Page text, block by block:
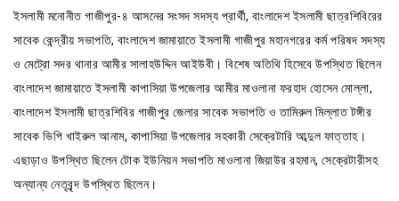
ইসলামী মনোনীত গাজীপুর-৪ আসনের সংসদ সদস্য প্রার্থী, বাংলাদেশ ইসলামী ছাত্রশিবিরের
সাবেক কেন্দ্রীয় সভাপতি, বাংলাদেশ জামায়াতে ইসলামী গাজীপুর মহানগরের কর্ম পরিষদ সদস্য
ও মেট্রো সদর থানার আমীর সালাহউদ্দিন আইউবী। বিশেষ অতিথি হিসেবে উপস্থিত ছিলেন
বাংলাদেশ জামায়াতে ইসলামী কাপাসিয়া উপজেলার আমীর মাওলানা ফরহাদ হোসেন মোল্লা,
বাংলাদেশ ইসলামী ছাত্রশিবির গাজীপুর জেলার সাবেক সভাপতি ও তামিরুল মিল্লাত টঙ্গীর
সাবেক ভিপি খাইরুল আনাম, কাপাসিয়া উপজেলার সহকারী সেক্রেটারি আব্দুল ফাত্তাহ।
এছাড়াও উপস্থিত ছিলেন টোক ইউনিয়ন সভাপতি মাওলানা জিয়াউর রহমান, সেক্রেটারীসহ
অন্যান্য নেতৃবৃন্দ উপস্থিত ছিলেন।